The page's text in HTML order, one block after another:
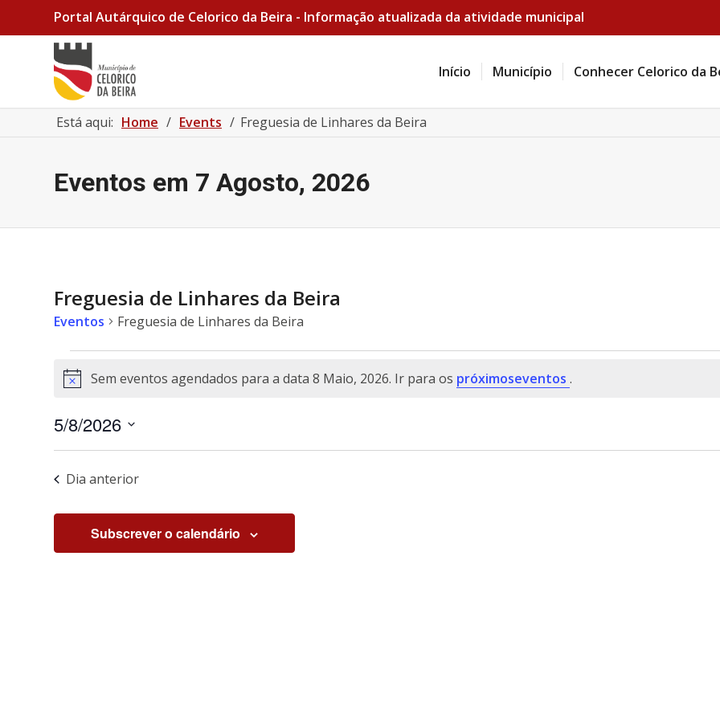
Portal Autárquico de Celorico da Beira - Informação atualizada da atividade municipal
Início Município Conhecer Celorico da
Está aqui: Home / Events / Freguesia de Linhares da Beira
Eventos em 7 Agosto, 2026
Freguesia de Linhares da Beira
Eventos Freguesia de Linhares da Beira
Eventos for 8 Maio, 2026
AvisoSem eventos agendados para a data 8 Maio, 2026. Ir para os próximoseventos .
5/8/2026
Selecione
data.
Dia anterior
Subscrever o calendário